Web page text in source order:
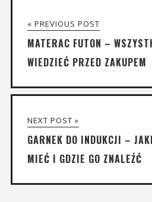
« PREVIOUS POST
MATERAC FUTON –
WIEDZIEĆ PRZED ZAKUPEM
NEXT POST »
GARNEK DO INDUKCJI –
MIEĆ I GDZIE GO ZNALEŹĆ